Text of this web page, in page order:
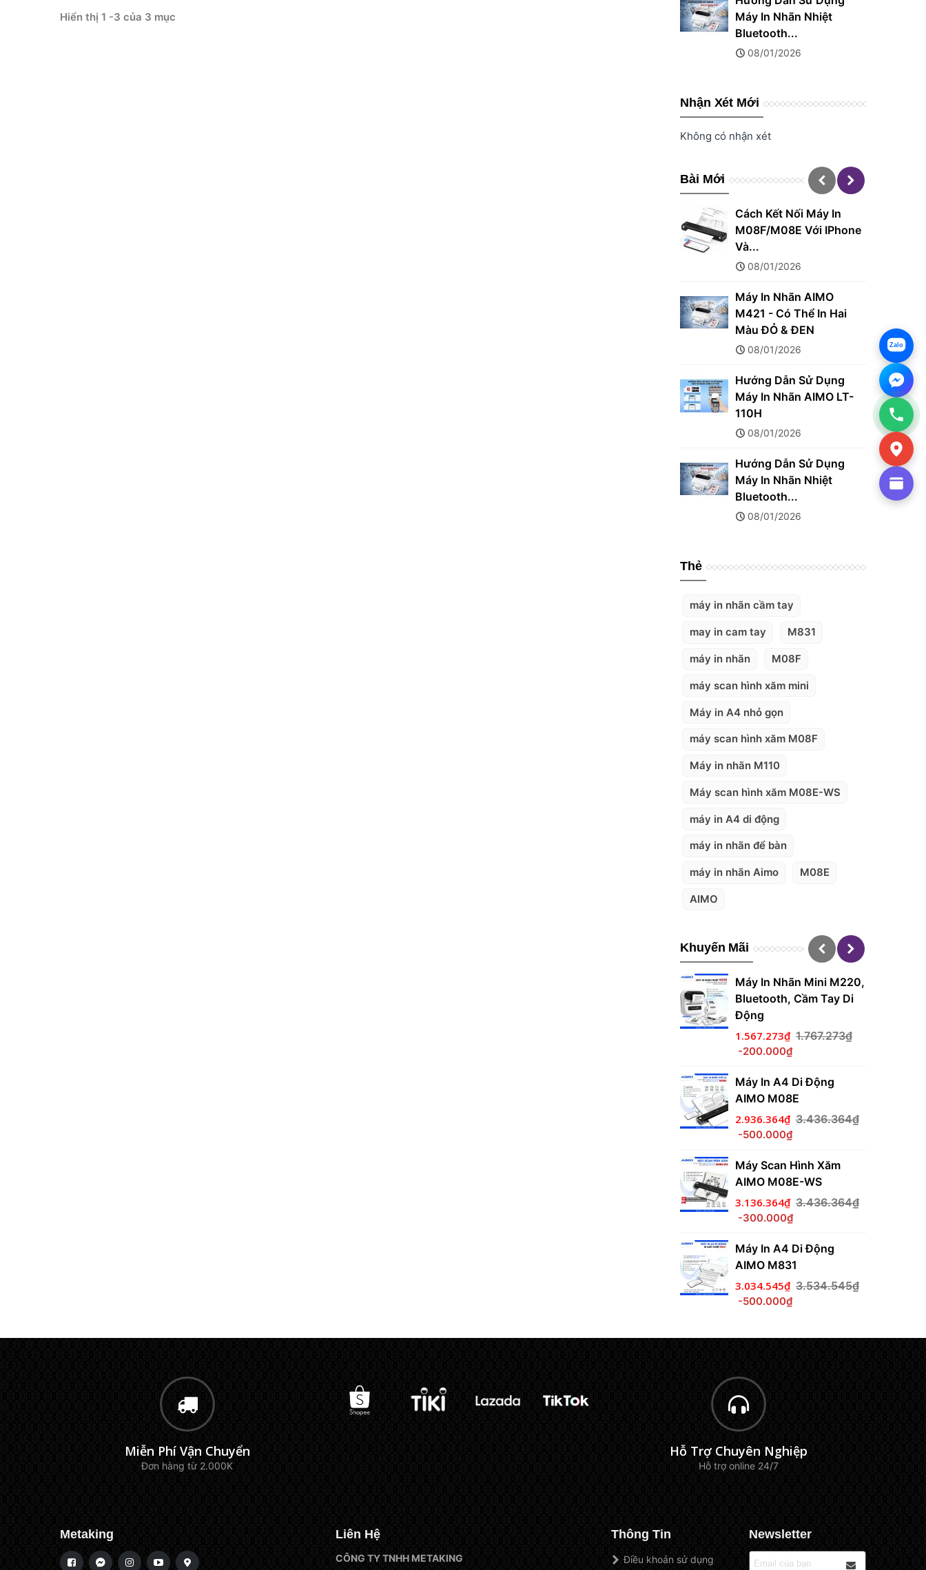
Máy In Nhãn Nhiệt
Bluetooth...
08/01/2026
Nhận Xét Mới
Không có nhận xét
Bài Mới
Cách Kết Nối Máy In
M08F/M08E Với IPhone
Và...
08/01/2026
Máy In Nhãn AIMO
M421 - Có Thể In Hai
Màu ĐỎ & ĐEN
08/01/2026
Hướng Dẫn Sử Dụng
Máy In Nhãn AIMO LT-
110H
08/01/2026
Hướng Dẫn Sử Dụng
Máy In Nhãn Nhiệt
Bluetooth...
08/01/2026
Thẻ
máy in nhãn cầm tay
may in cam tay M831
máy in nhãn M08F
máy scan hình xăm mini
Máy in A4 nhỏ gọn
máy scan hình xăm M08F
Máy in nhãn M110
Máy scan hình xăm M08E-WS
máy in A4 di động
máy in nhãn để bàn
máy in nhãn Aimo M08E
AIMO
Khuyến Mãi
Máy In Nhãn Mini M220,
Bluetooth, Cầm Tay Di
Động
1.567.273₫ 1.767.273₫
-200.000₫
Máy In A4 Di Động
AIMO M08E
2.936.364₫ 3.436.364₫
-500.000₫
Máy Scan Hình Xăm
AIMO M08E-WS
3.136.364₫ 3.436.364₫
-300.000₫
Máy In A4 Di Động
AIMO M831
3.034.545₫ 3.534.545₫
-500.000₫
Hiển thị 1 -3 của 3 mục
Miễn Phí Vận Chuyển
Đơn hàng từ 2.000K
Hỗ Trợ Chuyên Nghiệp
Hỗ trợ online 24/7
Metaking Liên Hệ
CÔNG TY TNHH METAKING
Thông Tin
Điều khoản sử dụng
Newsletter
Zalo